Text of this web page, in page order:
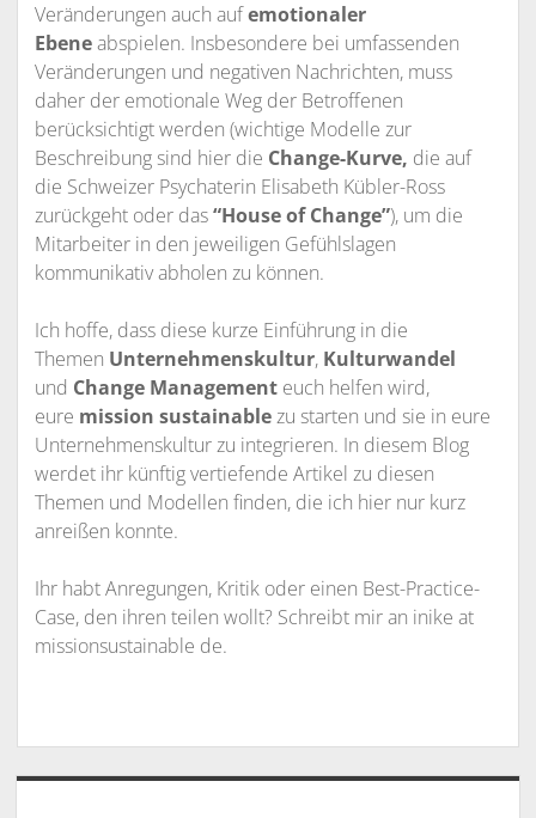
Veränderungen auch aufemotionaler
Ebeneabspielen. Insbesondere bei umfassenden
Veränderungen und negativen Nachrichten, muss
daher der emotionale Weg der Betroffenen
berücksichtigt werden (wichtige Modelle zur
Beschreibung sind hier die Change-Kurve, die auf
die Schweizer Psychaterin Elisabeth Kübler-Ross
zurückgeht oder das“House of Change”), um die
Mitarbeiter in den jeweiligen Gefühlslagen
kommunikativ abholen zu können.
Ich hoffe, dass diese kurze Einführung in die
Themen Unternehmenskultur, Kulturwandel
und Change Management euch helfen wird,
eure mission sustainablezu starten und sie in eure
Unternehmenskultur zu integrieren. In diesem Blog
werdet ihr künftig vertiefende Artikel zu diesen
Themen und Modellen finden, die ich hier nur kurz
anreißen konnte.
Ihr habt Anregungen, Kritik oder einen Best-Practice-
Case, den ihren teilen wollt? Schreibt mir an inike at
missionsustainable de.
Sidebar